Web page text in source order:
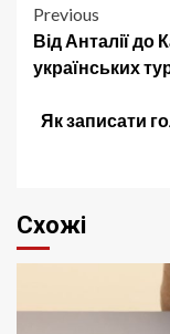
Post
Previous
Від Анталії до
українських
Як записати
Схожі